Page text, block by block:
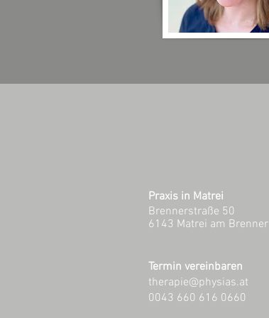
Praxis in Matrei
Brennerstraße 50
6143 Matrei am Brenner
Termin vereinbaren
therapie@physias.at
0043 660 616 0660